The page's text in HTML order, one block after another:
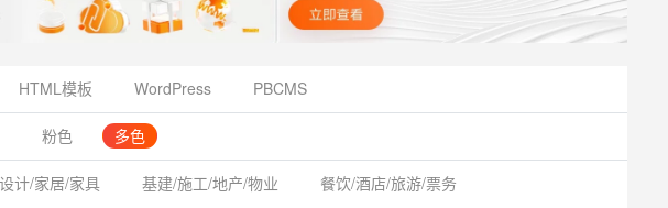
HTML模板 WordPress PBCMS
粉色 多色
计/家居/家具 基建/施工/地产/物业
餐饮/酒店/旅游/票务